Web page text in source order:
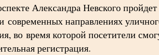
Александра Невского
современных направлениях
во время которой посетители
регистрация.